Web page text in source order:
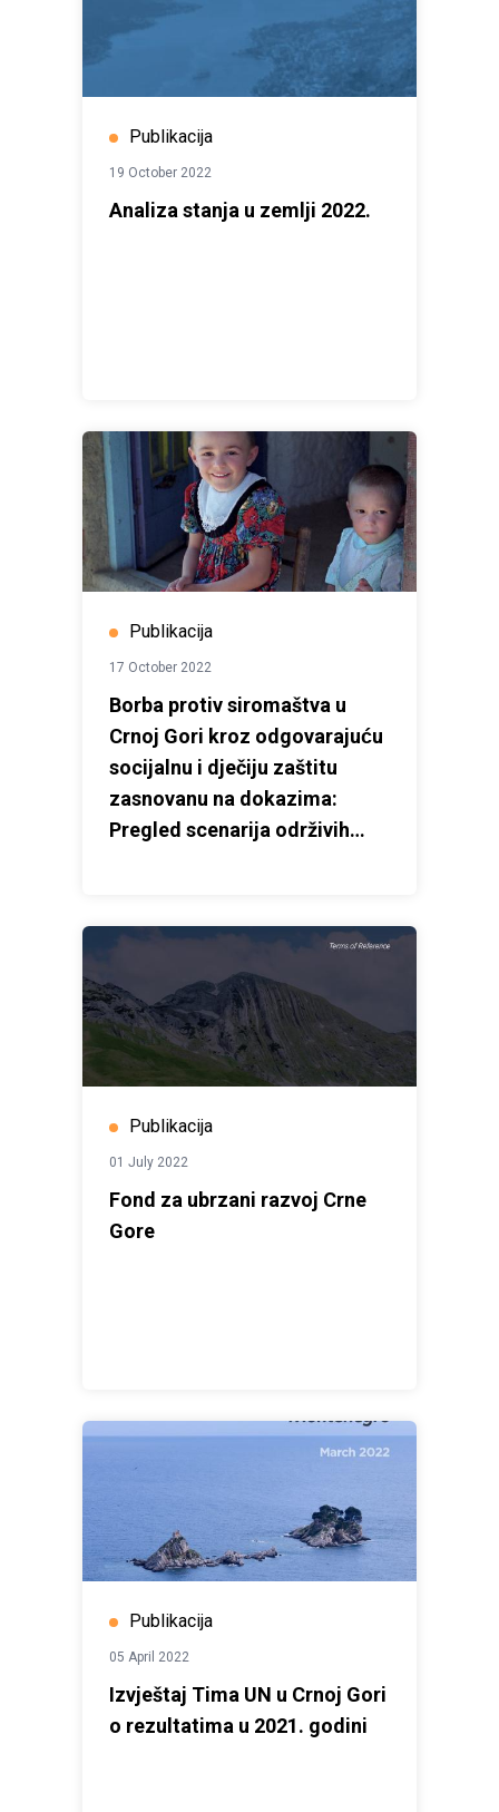
Publikacija
19 October 2022
Analiza stanja u zemlji 2022.
Publikacija
17 October 2022
Borba protiv siromaštva u
Crnoj Gori kroz odgovarajuću
socijalnu i dječiju zaštitu
zasnovanu na dokazima:
Pregled scenarija održivih
Publikacija
01 July 2022
Fond za ubrzani razvoj Crne
Gore
Publikacija
05 April 2022
Izvještaj Tima UN u Crnoj Gori
o rezultatima u 2021. godini